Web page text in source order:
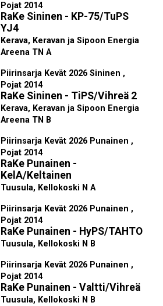
Pojat 2014
RaKe Sininen - KP-75/TuPS
YJ4
Kerava, Keravan ja Sipoon Energia
Areena TN A
Piirinsarja Kevät 2026 Sininen ,
Pojat 2014
RaKe Sininen - TiPS/Vihreä 2
Kerava, Keravan ja Sipoon Energia
Areena TN B
Piirinsarja Kevät 2026 Punainen ,
Pojat 2014
RaKe Punainen -
KelA/Keltainen
Tuusula, Kellokoski N A
Piirinsarja Kevät 2026 Punainen ,
Pojat 2014
RaKe Punainen - HyPS/TAHTO
Tuusula, Kellokoski N B
Piirinsarja Kevät 2026 Punainen ,
Pojat 2014
RaKe Punainen - Valtti/Vihreä
Tuusula, Kellokoski N B